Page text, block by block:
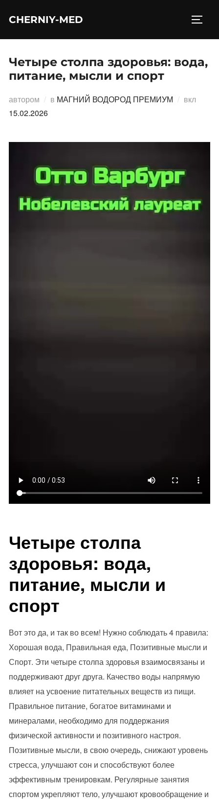
CHERNIY-MED
Четыре столпа здоровья: вода,
питание, мысли и спорт
автором в МАГНИЙ ВОДОРОД ПРЕМИУМ вкл
15.02.2026
Четыре столпа
здоровья: вода,
питание, мысли и
спорт
Вот это да, и так во всем! Нужно соблюдать 4 правила:
Хорошая вода, Правильная еда, Позитивные мысли и
Спорт. Эти четыре столпа здоровья взаимосвязаны и
поддерживают друг друга. Качество воды напрямую
влияет на усвоение питательных веществ из пищи.
Правильное питание, богатое витаминами и
минералами, необходимо для поддержания
физической активности и позитивного настроя.
Позитивные мысли, в свою очередь, снижают уровень
стресса, улучшают сон и способствуют более
эффективным тренировкам. Регулярные занятия
спортом укрепляют тело, улучшают кровообращение и